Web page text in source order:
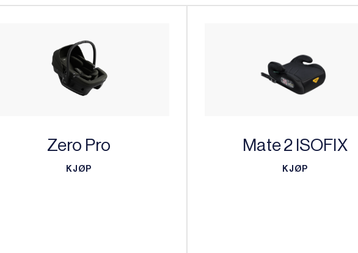
Zero Pro
KJØP
Mate 2 ISOFIX
KJØP